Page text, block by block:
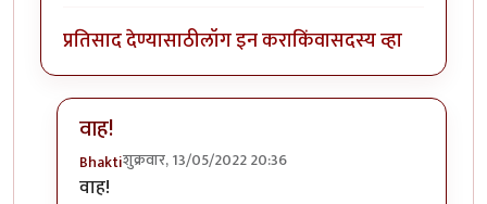
प्रतिसाद देण्यासाठीलॉग इन कराकिंवासदस्य व्हा
वाह!
Bhaktiशुक्रवार, 13/05/2022 20:36
In reply to
वाह!